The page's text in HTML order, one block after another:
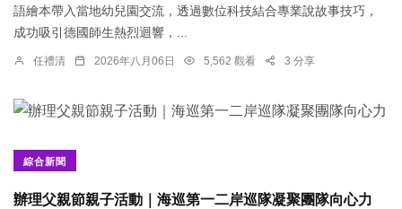
語繪本帶入當地幼兒園交流，透過數位科技結合專業說故事技巧，
成功吸引德國師生熱烈迴響，...
任禮清 2026年八月06日 5,562 觀看 3 分享
綜合新聞
辦理父親節親子活動｜海巡第一二岸巡隊凝聚團隊向心力